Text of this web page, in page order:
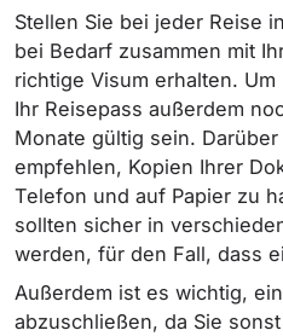
Stellen Sie bei jeder Reise
bei Bedarf zusammen mit
richtige Visum erhalten.
Ihr Reisepass außerdem
Monate gültig sein.
empfehlen, Kopien Ihrer
Telefon und auf Papier zu
sollten sicher in
werden, für den Fall, dass
Außerdem ist es wichtig,
abzuschließen, da Sie